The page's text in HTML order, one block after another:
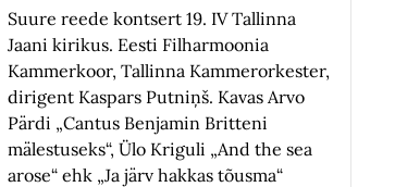
Suure reede kontsert 19. IV Tallinna
Jaani kirikus. Eesti Filharmoonia
Kammerkoor, Tallinna Kammerorkester,
dirigent Kaspars Putniņš. Kavas Arvo
Pärdi „Cantus Benjamin Britteni
mälestuseks“, Ülo Kriguli „And the sea
arose“ ehk „Ja järv hakkas tõusma“